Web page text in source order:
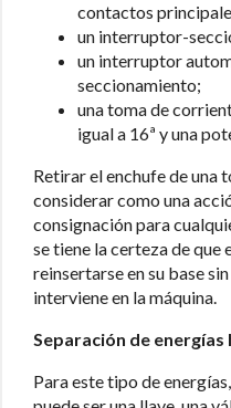
contactos
un interruptor-
un interruptor
seccionamiento;
una toma de
igual a 16ª y una
Retirar el enchufe de una
considerar como una
consignación para
se tiene la certeza de que
reinsertarse en su base
interviene en la máquina.
Separación de
Para este tipo de